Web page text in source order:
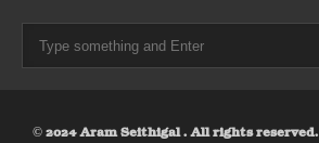
© 2024 Aram Seithigal . All rights reserved.